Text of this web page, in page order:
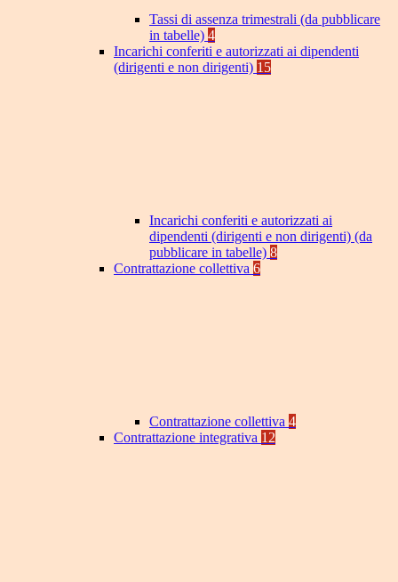
Tassi di assenza trimestrali (da pubblicare
in tabelle) 4
Incarichi conferiti e autorizzati ai dipendenti
(dirigenti e non dirigenti) 15
Incarichi conferiti e autorizzati ai
dipendenti (dirigenti e non dirigenti) (da
pubblicare in tabelle) 8
Contrattazione collettiva 6
Contrattazione collettiva 4
Contrattazione integrativa 12